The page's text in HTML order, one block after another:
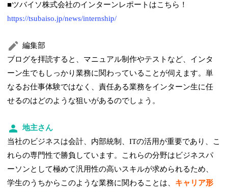
■ツバイソ株式会社のインターンレポートはこちら！
https://tsubaiso.jp/news/internship/
編集部
ブログを拝読すると、マニュアル制作やテストなど、インタ
ーン生でもしっかり業務に関わっていることが伺えます。単
なるお仕事体験ではなく、責任ある業務をインターン生に任
せるのはどのような狙いがあるのでしょう。
地主さん
当社のビジネスは会計、内部統制、ITの活用が重要であり、こ
れらの専門性で勝負しています。これらの分野はビジネスパ
ーソンとして極めて汎用性の高いスキルが求められるため、
学生のうちからこのような業務に関わることは、 キャリア形